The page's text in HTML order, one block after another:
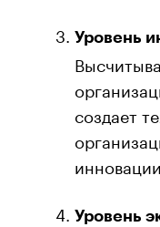
Уровень
создает
инновации.
Уровень